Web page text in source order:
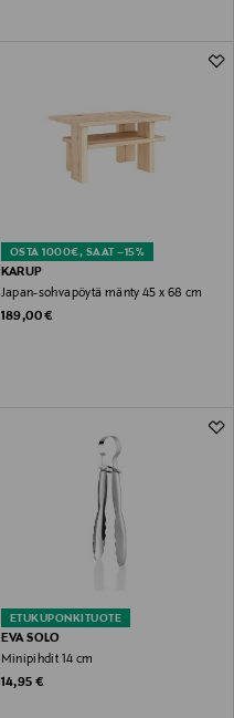
OSTA 1000€, SAAT –15%
KARUP
Japan-sohvapöytä mänty 45 x 68 cm
Original Price
189,00 €
ETUKUPONKITUOTE
EVA SOLO
Minipihdit 14 cm
Original Price
14,95 €